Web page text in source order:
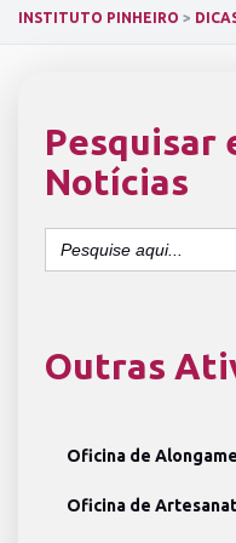
INSTITUTO PINHEIRO >
Pesquisar
Notícias
Search
for:
Outras
Oficina de
Oficina de